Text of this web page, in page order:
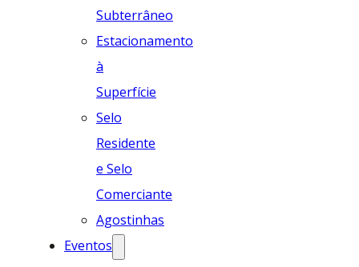
Subterrâneo
Estacionamento
à
Superfície
Selo
Residente
e Selo
Comerciante
Agostinhas
Eventos